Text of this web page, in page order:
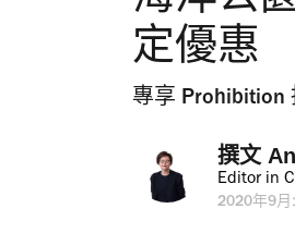
定優惠
專享 Prohibition
撰文
Editor in
2020年9